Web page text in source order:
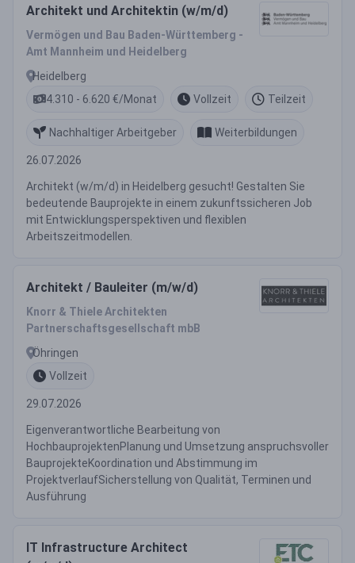
Architekt und Architektin (w/m/d)
Vermögen und Bau Baden-Württemberg -
Amt Mannheim und Heidelberg
Heidelberg
4.310 - 6.620 €/Monat
Vollzeit Teilzeit
Nachhaltiger Arbeitgeber Weiterbildungen
26.07.2026
Architekt (w/m/d) in Heidelberg gesucht! Gestalten Sie
bedeutende Bauprojekte in einem zukunftssicheren Job
mit Entwicklungsperspektiven und flexiblen
Arbeitszeitmodellen.
Architekt / Bauleiter (m/w/d)
Knorr & Thiele Architekten
Partnerschaftsgesellschaft mbB
Öhringen
Vollzeit
29.07.2026
Eigenverantwortliche Bearbeitung von
HochbauprojektenPlanung und Umsetzung anspruchsvoller
BauprojekteKoordination und Abstimmung im
ProjektverlaufSicherstellung von Qualität, Terminen und
Ausführung
IT Infrastructure Architect